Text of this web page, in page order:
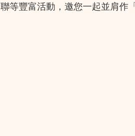
等豐富活動，邀您一起並肩作